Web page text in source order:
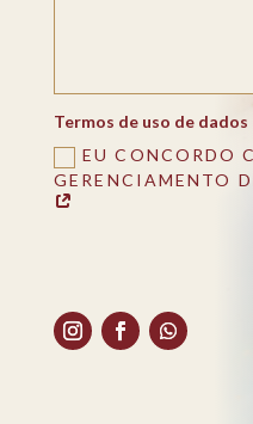
Termos de uso de dados
EU CONCORDO
GERENCIAMENTO